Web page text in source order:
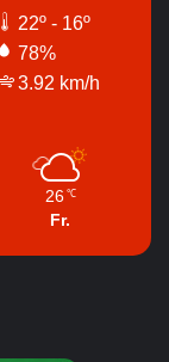
22º - 16º
78%
3.92 km/h
26 ℃
Fr.